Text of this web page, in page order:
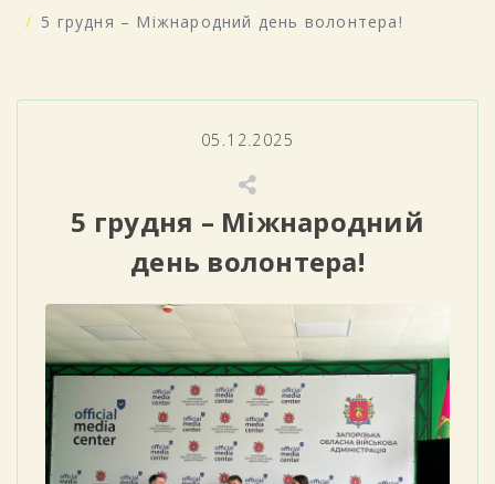
5 грудня – Міжнародний день волонтера!
05.12.2025
5 грудня – Міжнародний
день волонтера!